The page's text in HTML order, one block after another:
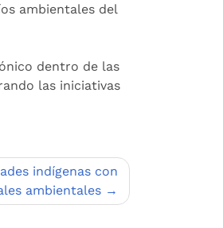
ambientales del
dentro de las
las iniciativas
indígenas con
ambientales